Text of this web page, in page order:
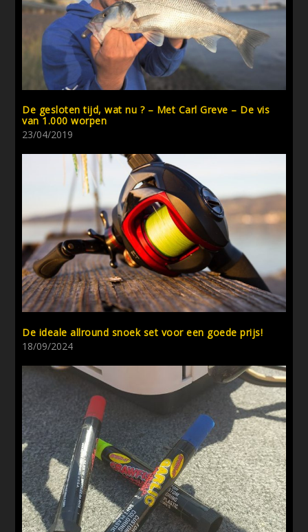
De gesloten tijd, wat nu ? – Met Carl Greve – De vis
van 1.000 worpen
23/04/2019
De ideale allround snoek set voor een goede prijs!
18/09/2024